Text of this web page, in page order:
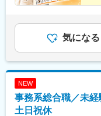
気になる
NEW
事務系総合職／未
土日祝休